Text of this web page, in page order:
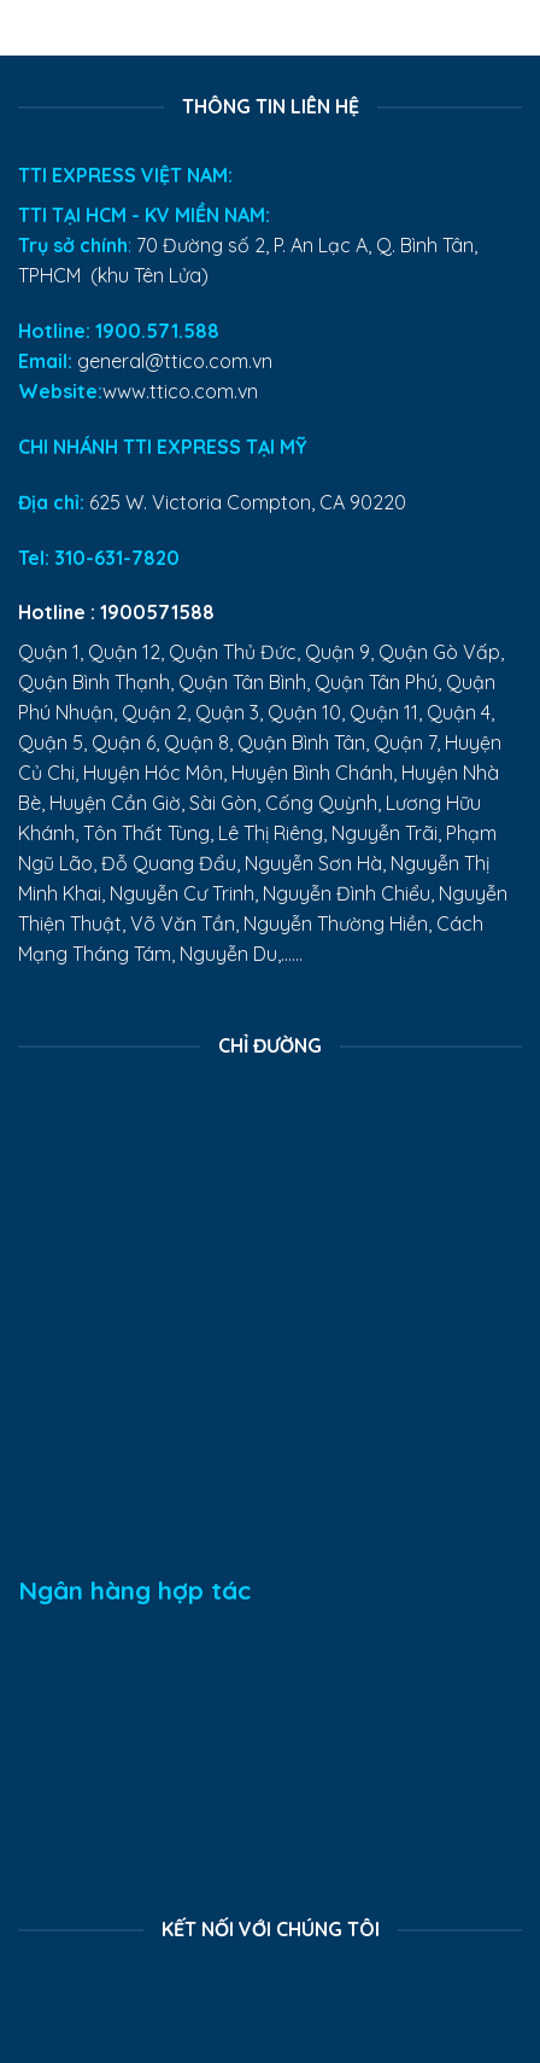
THÔNG TIN LIÊN HỆ
TTI EXPRESS VIỆT NAM:
TTI TẠI HCM - KV MIỀN NAM:
Trụ sở chính: 70 Đường số 2, P. An Lạc A, Q. Bình Tân,
TPHCM (khu Tên Lửa)
Hotline: 1900.571.588
Email: general@ttico.com.vn
Website:www.ttico.com.vn
CHI NHÁNH TTI EXPRESS TẠI MỸ
Địa chỉ: 625 W. Victoria Compton, CA 90220
Tel: 310-631-7820
Hotline : 1900571588
Quận 1, Quận 12, Quận Thủ Đức, Quận 9, Quận Gò Vấp,
Quận Bình Thạnh, Quận Tân Bình, Quận Tân Phú, Quận
Phú Nhuận, Quận 2, Quận 3, Quận 10, Quận 11, Quận 4,
Quận 5, Quận 6, Quận 8, Quận Bình Tân, Quận 7, Huyện
Củ Chi, Huyện Hóc Môn, Huyện Bình Chánh, Huyện Nhà
Bè, Huyện Cần Giờ, Sài Gòn, Cống Quỳnh, Lương Hữu
Khánh, Tôn Thất Tùng, Lê Thị Riêng, Nguyễn Trãi, Phạm
Ngũ Lão, Đỗ Quang Đẩu, Nguyễn Sơn Hà, Nguyễn Thị
Minh Khai, Nguyễn Cư Trinh, Nguyễn Đình Chiểu, Nguyễn
Thiện Thuật, Võ Văn Tần, Nguyễn Thường Hiền, Cách
Mạng Tháng Tám, Nguyễn Du,......
CHỈ ĐƯỜNG
Ngân hàng hợp tác
KẾT NỐI VỚI CHÚNG TÔI